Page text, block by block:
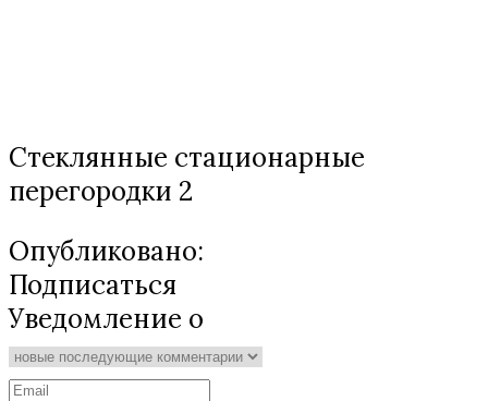
Стеклянные стационарные
перегородки 2
Опубликовано:
Подписаться
Уведомление о